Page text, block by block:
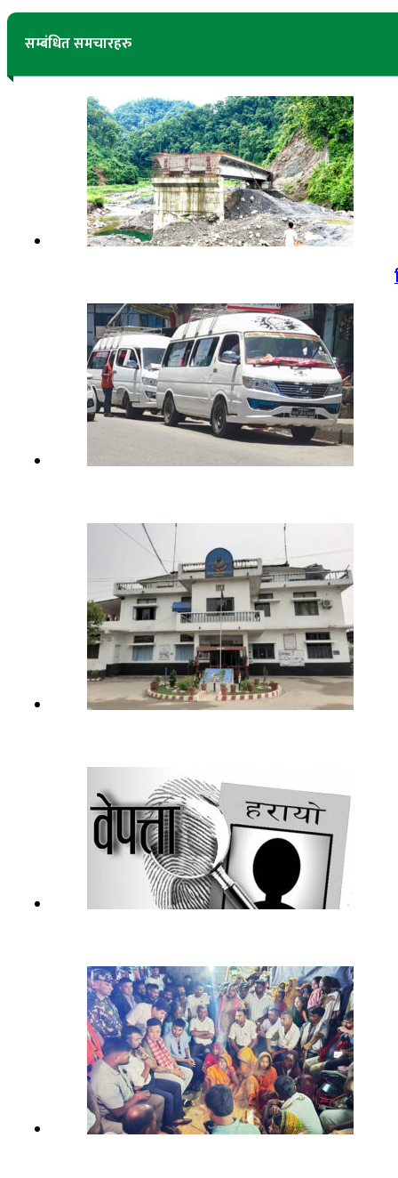
सम्बंधित समचारहरु